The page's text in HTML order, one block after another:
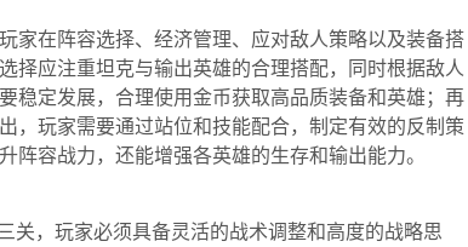
家在阵容选择、经济管理、应对敌人策略以及装备搭
择应注重坦克与输出英雄的合理搭配，同时根据敌人
稳定发展，合理使用金币获取高品质装备和英雄；再
，玩家需要通过站位和技能配合，制定有效的反制策
阵容战力，还能增强各英雄的生存和输出能力。
关，玩家必须具备灵活的战术调整和高度的战略思